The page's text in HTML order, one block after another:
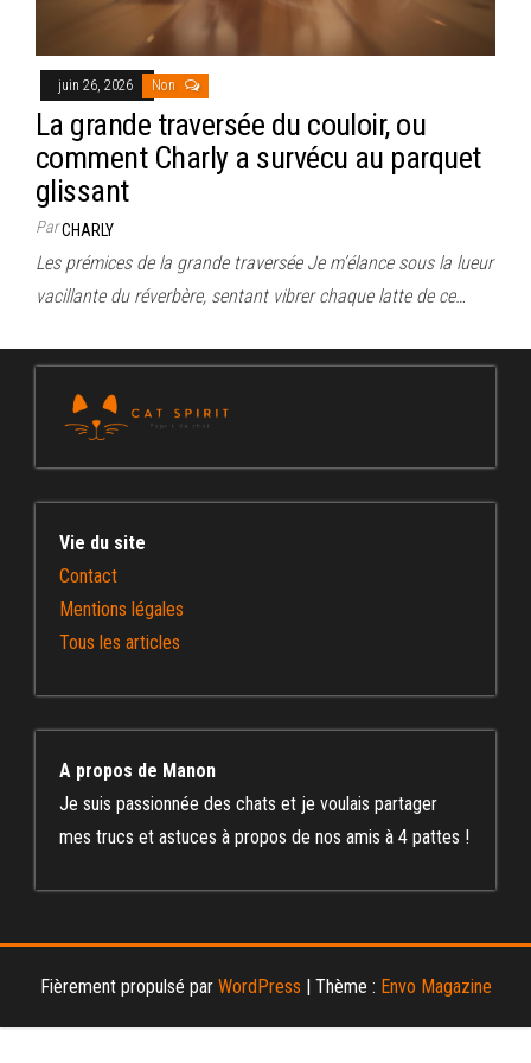
juin 26, 2026 Non
La grande traversée du couloir, ou
comment Charly a survécu au parquet
glissant
ParCHARLY
Les prémices de la grande traversée Je m’élance sous la lueur
vacillante du réverbère, sentant vibrer chaque latte de ce…
Vie du site
Contact
Mentions légales
Tous les articles
A propos de Manon
Je suis passionnée des chats et je voulais partager
mes trucs et astuces à propos de nos amis à 4 pattes !
Fièrement propulsé par WordPress Thème : Envo Magazine